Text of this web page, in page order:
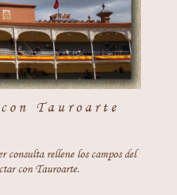
Tauroarte
consulta rellene los campos del
con Tauroarte.